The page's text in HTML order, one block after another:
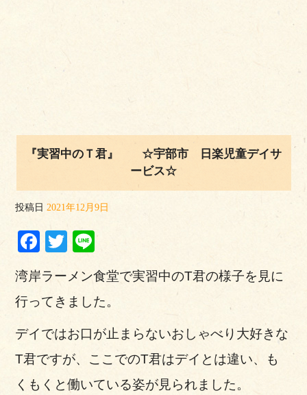
『実習中のＴ君』 ☆宇部市 日楽児童デイサ
ービス☆
投稿日 2021年12月9日
Facebook
Twitter
湾岸ラーメン食堂で実習中のT君の様子を見に
行ってきました。
デイではお口が止まらないおしゃべり大好きな
T君ですが、ここでのT君はデイとは違い、も
くもくと働いている姿が見られました。